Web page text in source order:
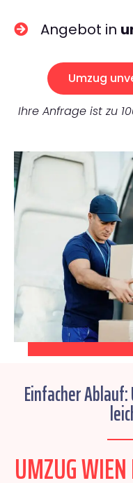
Angebot in
Umzug
Ihre Anfrage ist zu
Einfacher Ablauf:
UMZUG